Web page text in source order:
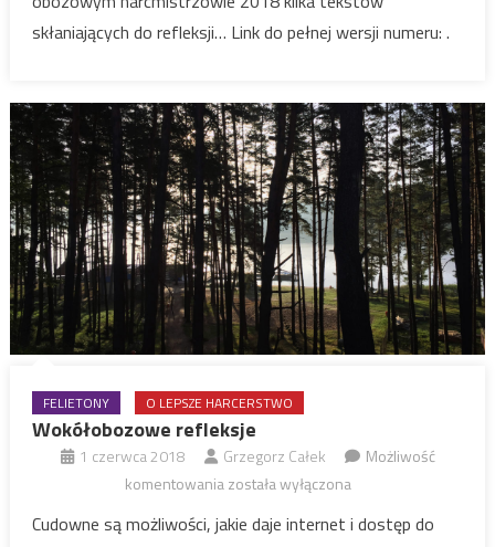
skłaniających do refleksji… Link do pełnej wersji numeru: .
FELIETONY O LEPSZE HARCERSTWO
Wokółobozowe refleksje
1 czerwca 2018 Grzegorz Całek
Możliwość
komentowaniaWokółobozowe
została wyłączona
Cudowne są możliwości, jakie daje internet i dostęp do